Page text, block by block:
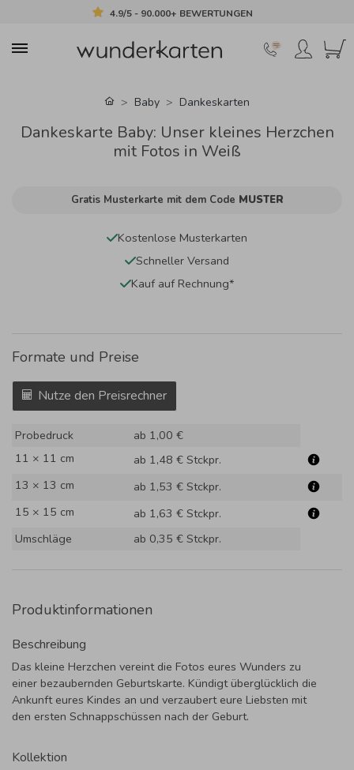
4.9/5 - 90.000+ BEWERTUNGEN
Baby Dankeskarten
Dankeskarte Baby: Unser kleines Herzchen
mit Fotos in Weiß
Gratis Musterkarte mit dem Code MUSTER
Kostenlose Musterkarten
Schneller Versand
Kauf auf Rechnung*
Formate und Preise
Nutze den Preisrechner
Probedruck
ab 1,00 €
11 × 11 cm
ab 1,48 € Stckpr.
13 × 13 cm
ab 1,53 € Stckpr.
15 × 15 cm
ab 1,63 € Stckpr.
Umschläge
ab 0,35 € Stckpr.
Produktinformationen
Beschreibung
Das kleine Herzchen vereint die Fotos eures Wunders zu
einer bezaubernden Geburtskarte. Kündigt überglücklich die
Ankunft eures Kindes an und verzaubert eure Liebsten mit
den ersten Schnappschüssen nach der Geburt.
Kollektion